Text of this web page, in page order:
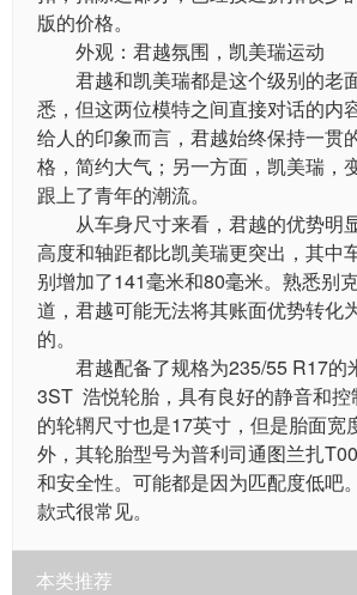
版的价格。
外观：君越氛围，凯美瑞运动
君越和凯美瑞都是这个级别的老
悉，但这两位模特之间直接对话的内
给人的印象而言，君越始终保持一贯
格，简约大气；另一方面，凯美瑞，
跟上了青年的潮流。
从车身尺寸来看，君越的优势明显
高度和轴距都比凯美瑞更突出，其中
别增加了141毫米和80毫米。熟悉别
道，君越可能无法将其账面优势转化
的。
君越配备了规格为235/55 R17的
3ST 浩悦轮胎，具有良好的静音和
的轮辋尺寸也是17英寸，但是胎面宽
外，其轮胎型号为普利司通图兰扎
和安全性。可能都是因为匹配度低吧
款式很常见。
本类推荐